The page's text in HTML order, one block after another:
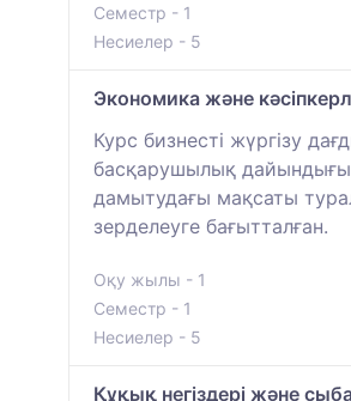
Семестр - 1
Несиелер - 5
Экономика және
Курс бизнесті жүргізу
басқарушылық
дамытудағы мақсаты
зерделеуге бағытталған.
Оқу жылы - 1
Семестр - 1
Несиелер - 5
Құқық негіздері және